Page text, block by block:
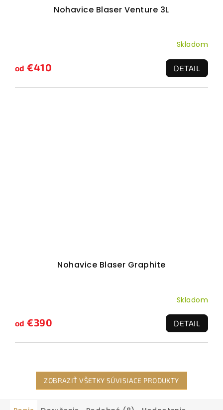
Nohavice Blaser Venture 3L
Skladom
od €410 DETAIL
Nohavice Blaser Graphite
Skladom
od €390 DETAIL
ZOBRAZIŤ VŠETKY SÚVISIACE PRODUKTY